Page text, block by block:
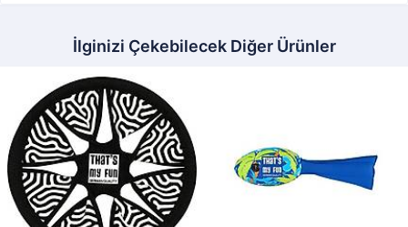
İlginizi Çekebilecek Diğer Ürünler